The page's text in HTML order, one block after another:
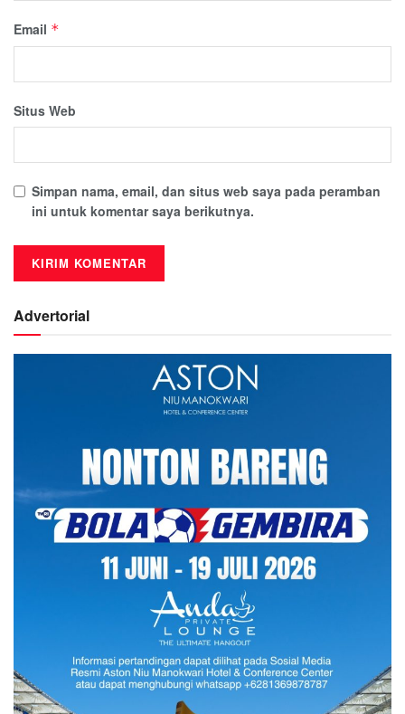
Email *
Situs Web
Simpan nama, email, dan situs web saya pada peramban
ini untuk komentar saya berikutnya.
Advertorial